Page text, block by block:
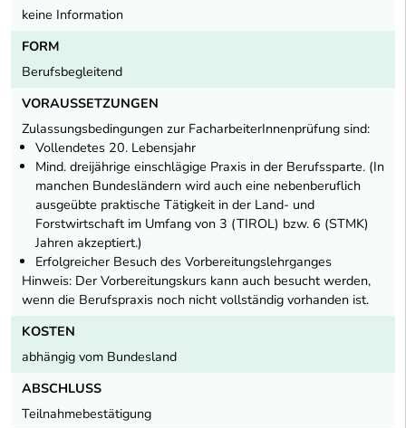
keine Information
FORM
Berufsbegleitend
VORAUSSETZUNGEN
Zulassungsbedingungen zur FacharbeiterInnenprüfung sind:
Vollendetes 20. Lebensjahr
Mind. dreijährige einschlägige Praxis in der Berufssparte. (In
manchen Bundesländern wird auch eine nebenberuflich
ausgeübte praktische Tätigkeit in der Land- und
Forstwirtschaft im Umfang von 3 (TIROL) bzw. 6 (STMK)
Jahren akzeptiert.)
Erfolgreicher Besuch des Vorbereitungslehrganges
Hinweis: Der Vorbereitungskurs kann auch besucht werden,
wenn die Berufspraxis noch nicht vollständig vorhanden ist.
KOSTEN
abhängig vom Bundesland
ABSCHLUSS
Teilnahmebestätigung